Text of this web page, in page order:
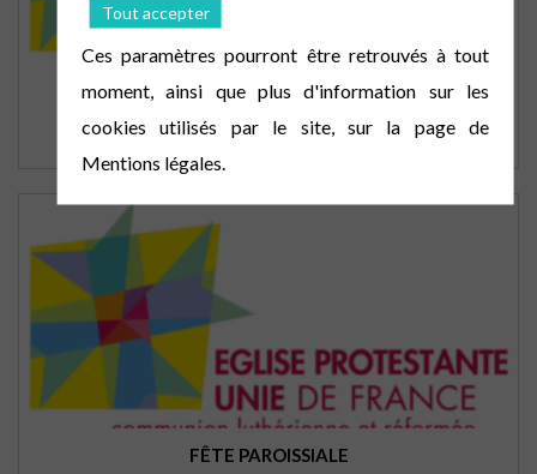
CULTE AU HAVRE
Au temple du Havre
FÊTE PAROISSIALE
Tout accepter
Ces paramètres pourront être retrouvés à tout
moment, ainsi que plus d'information sur les
cookies utilisés par le site, sur la page de
Mentions légales.